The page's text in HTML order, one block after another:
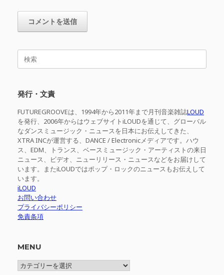
検
発行・文責
FUTUREGROOVEは、1994年から2011年まで月刊音楽雑誌LOUD
を発行、2006年からはウェブサイトiLOUDを通じて、グローバル
なダンスミュージック・ニュースを日本にお伝えしてきた、
XTRA INCが運営する、DANCE / Electronicメディアです。ハウ
ス、EDM、トランス、ベースミュージック・アーティストの来日
ニュース、ビデオ、ニューリリース・ニュースなどをお届けして
います。またiLOUDではポップ・ロックのニュースもお伝えして
います。
iLOUD
お問い合わせ
プライバシーポリシー
免責条項
MENU
MENU